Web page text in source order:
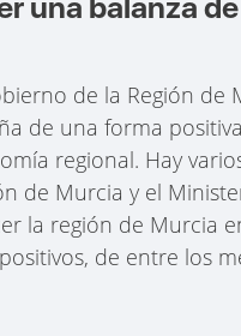
de la Región
de una forma
regional. Hay
de Murcia y el
la región de Murcia
de entre los